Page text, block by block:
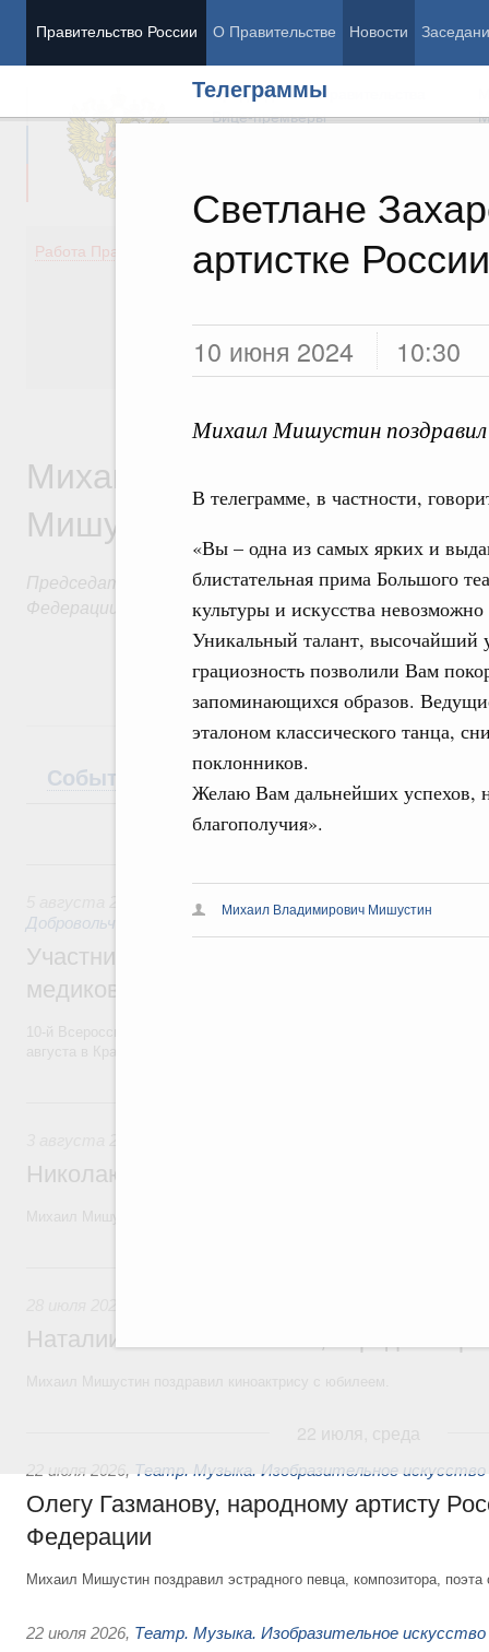
Правительство России О Правительстве Новости
Телеграммы
Светлане
артистке России
10 июня 2024 10:30
Михаил Мишустин
В телеграмме, в частности,
«Вы – одна из самых ярких и
блистательная прима Большого
культуры и искусства
Уникальный талант, высочайший
грациозность позволили Вам
запоминающихся образов.
эталоном классического танца,
поклонников.
Желаю Вам дальнейших успехов,
благополучия».
Михаил Владимирович Мишустин
Председатель Правительства
Вице-премьеры
Работа Правительства
Демография
Здоровье
Общество
Государство
Михаил Владимирович
Мишустин
Председатель Правительства Российской
Федерации
События
Социальные инновации. Некоммерческие
Добровольчество и волонтёрство. Благотворительность
Участникам и гостям Всероссийского
медиков и медицинской молодёжи
Николаю Бурляеву, народному артисту
Наталии Белохвостиковой, народной
22 июля 2026, Театр. Музыка. Изобразительное искусство
Олегу Газманову, народному артисту
Федерации
Михаил Мишустин поздравил эстрадного певца, композитора, поэта
22 июля 2026, Театр. Музыка. Изобразительное искусство